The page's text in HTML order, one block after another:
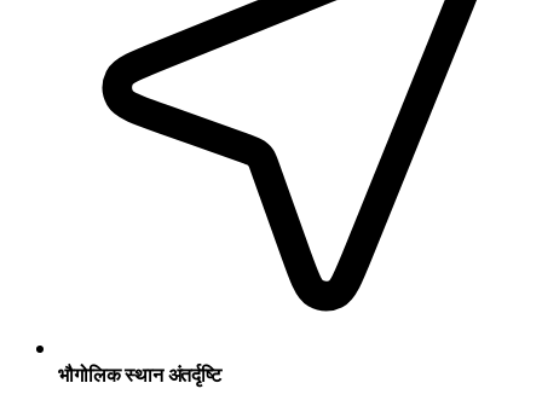
भौगोलिक स्थान अंतर्दृष्टि